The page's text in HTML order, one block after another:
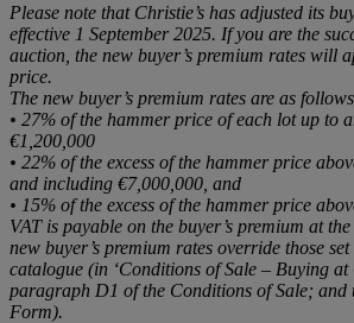
Please note that Christie’s has adjusted its
effective 1 September 2025. If you are the
auction, the new buyer’s premium rates will
price.
The new buyer’s premium rates are as
• 27% of the hammer price of each lot up to
€1,200,000
• 22% of the excess of the hammer price
and including €7,000,000, and
• 15% of the excess of the hammer price
VAT is payable on the buyer’s premium at
new buyer’s premium rates override those
catalogue (in ‘Conditions of Sale – Buying at
paragraph D1 of the Conditions of Sale; and
Form).